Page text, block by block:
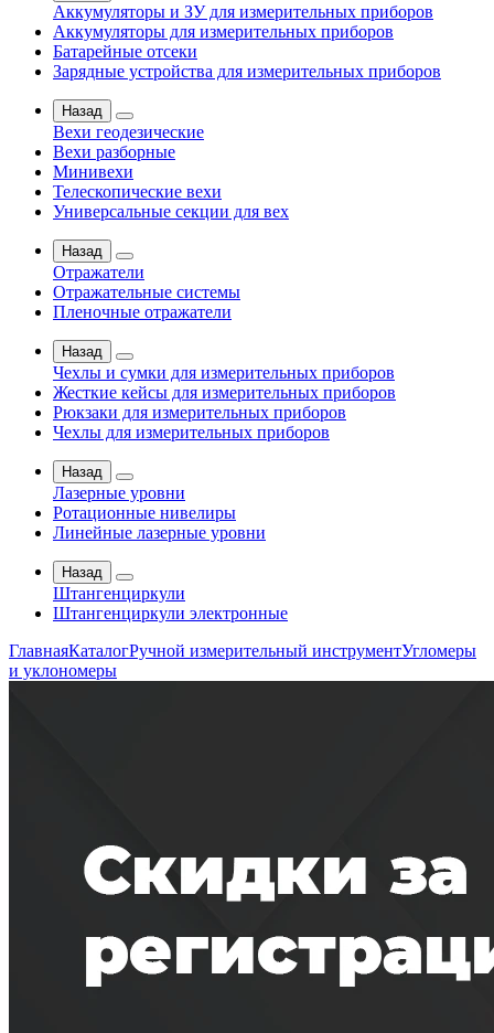
Аккумуляторы и ЗУ для измерительных приборов
Аккумуляторы для измерительных приборов
Батарейные отсеки
Зарядные устройства для измерительных приборов
Назад
Вехи геодезические
Вехи разборные
Минивехи
Телескопические вехи
Универсальные секции для вех
Назад
Отражатели
Отражательные системы
Пленочные отражатели
Назад
Чехлы и сумки для измерительных приборов
Жесткие кейсы для измерительных приборов
Рюкзаки для измерительных приборов
Чехлы для измерительных приборов
Назад
Лазерные уровни
Ротационные нивелиры
Линейные лазерные уровни
Назад
Штангенциркули
Штангенциркули электронные
ГлавнаяКаталогРучной измерительный инструментУгломеры
и уклономеры